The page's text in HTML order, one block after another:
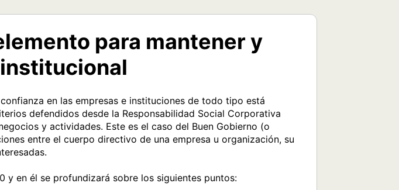
para mantener y
en las empresas e instituciones de todo tipo está
defendidos desde la Responsabilidad Social Corporativa
y actividades. Este es el caso del Buen Gobierno (o
entre el cuerpo directivo de una empresa u organización, su
y en él se profundizará sobre los siguientes puntos: